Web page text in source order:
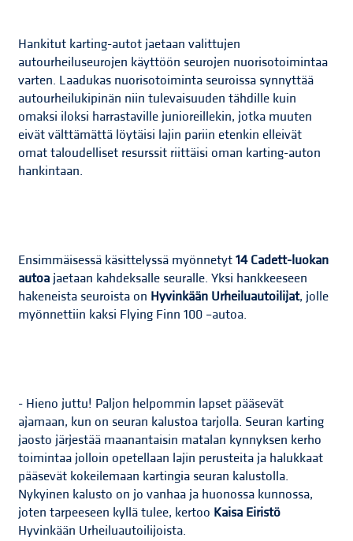
Hankitut karting-autot jaetaan valittujen
autourheiluseurojen käyttöön seurojen nuorisotoimintaa
varten. Laadukas nuorisotoiminta seuroissa synnyttää
autourheilukipinän niin tulevaisuuden tähdille kuin
omaksi iloksi harrastaville junioreillekin, jotka muuten
eivät välttämättä löytäisi lajin pariin etenkin elleivät
omat taloudelliset resurssit riittäisi oman karting-auton
hankintaan.
Ensimmäisessä käsittelyssä myönnetyt14 Cadett-luokan
autoa jaetaan kahdeksalle seuralle. Yksi hankkeeseen
hakeneista seuroista on Hyvinkään Urheiluautoilijat, jolle
myönnettiin kaksi Flying Finn 100 –autoa.
- Hieno juttu! Paljon helpommin lapset pääsevät
ajamaan, kun on seuran kalustoa tarjolla. Seuran karting
jaosto järjestää maanantaisin matalan kynnyksen kerho
toimintaa jolloin opetellaan lajin perusteita ja halukkaat
pääsevät kokeilemaan kartingia seuran kalustolla.
Nykyinen kalusto on jo vanhaa ja huonossa kunnossa,
joten tarpeeseen kyllä tulee, kertoo Kaisa Eiristö
Hyvinkään Urheiluautoilijoista.